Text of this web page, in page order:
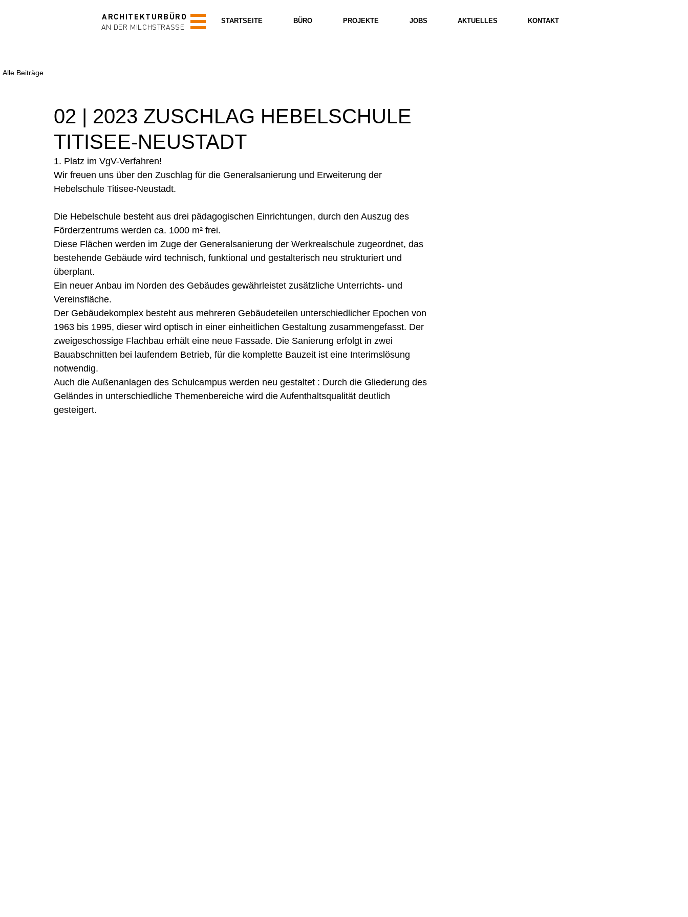
ARCHITEKTURBÜRO
AN DER MILCHSTRASSE
STARTSEITE BÜRO PROJEKTE JOBS AKTUELLES KONTAKT
Alle Beiträge
02 | 2023 ZUSCHLAG HEBELSCHULE
TITISEE-NEUSTADT
1. Platz im VgV-Verfahren!
Wir freuen uns über den Zuschlag für die Generalsanierung und Erweiterung der
Hebelschule Titisee-Neustadt.
Die Hebelschule besteht aus drei pädagogischen Einrichtungen, durch den Auszug des
Förderzentrums werden ca. 1000 m² frei.
Diese Flächen werden im Zuge der Generalsanierung der Werkrealschule zugeordnet, das
bestehende Gebäude wird technisch, funktional und gestalterisch neu strukturiert und
überplant.
Ein neuer Anbau im Norden des Gebäudes gewährleistet zusätzliche Unterrichts- und
Vereinsfläche.
Der Gebäudekomplex besteht aus mehreren Gebäudeteilen unterschiedlicher Epochen von
1963 bis 1995, dieser wird optisch in einer einheitlichen Gestaltung zusammengefasst. Der
zweigeschossige Flachbau erhält eine neue Fassade. Die Sanierung erfolgt in zwei
Bauabschnitten bei laufendem Betrieb, für die komplette Bauzeit ist eine Interimslösung
notwendig.
Auch die Außenanlagen des Schulcampus werden neu gestaltet : Durch die Gliederung des
Geländes in unterschiedliche Themenbereiche wird die Aufenthaltsqualität deutlich
gesteigert.